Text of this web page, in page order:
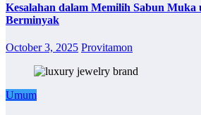
Kesalahan dalam Memilih Sabun
Berminyak
October 3, 2025 Provitamon
Umum